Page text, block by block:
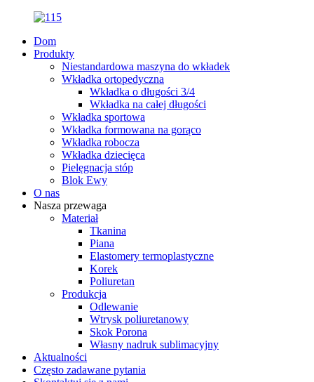
Dom
Produkty
Niestandardowa maszyna do wkładek
Wkładka ortopedyczna
Wkładka o długości 3/4
Wkładka na całej długości
Wkładka sportowa
Wkładka formowana na gorąco
Wkładka robocza
Wkładka dziecięca
Pielęgnacja stóp
Blok Ewy
O nas
Nasza przewaga
Materiał
Tkanina
Piana
Elastomery termoplastyczne
Korek
Poliuretan
Produkcja
Odlewanie
Wtrysk poliuretanowy
Skok Porona
Własny nadruk sublimacyjny
Aktualności
Często zadawane pytania